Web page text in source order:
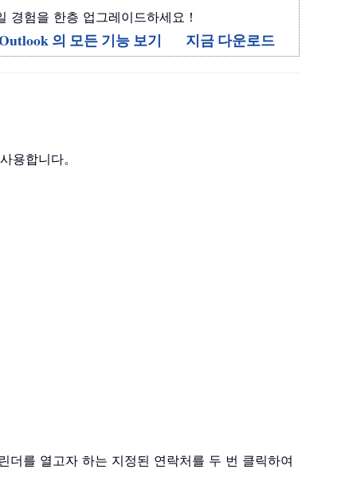
험을 한층 업그레이드하세요！
의 모든 기능 보기 지금 다운로드
용합니다。
더를 열고자 하는 지정된 연락처를 두 번 클릭하여